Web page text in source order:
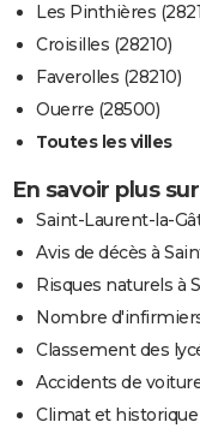
Les Pinthières
Croisilles (28210)
Faverolles (28210)
Ouerre (28500)
Toutes les villes
En savoir plus
Saint-Laurent-la-
Avis de décès à
Risques naturels à
Nombre
Classement des
Accidents de
Climat et